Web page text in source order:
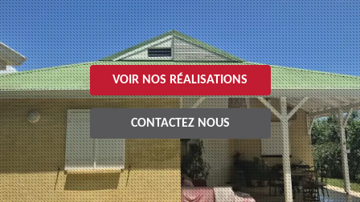
VOIR NOS RÉALISATIONS
CONTACTEZ NOUS